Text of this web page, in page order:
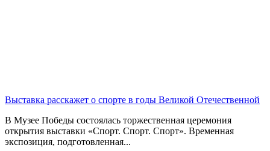
Выставка расскажет о спорте в годы Великой Отечественной
В Музее Победы состоялась торжественная церемония
открытия выставки «Спорт. Спорт. Спорт». Временная
экспозиция, подготовленная...